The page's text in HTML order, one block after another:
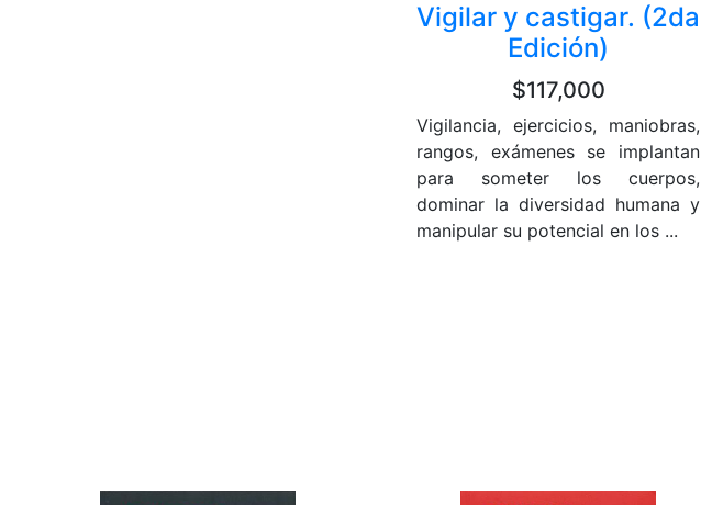
Vigilar y castigar. (2da
Edición)
$117,000
Vigilancia, ejercicios, maniobras,
rangos, exámenes se implantan
para someter los cuerpos,
dominar la diversidad humana y
manipular su potencial en los ...